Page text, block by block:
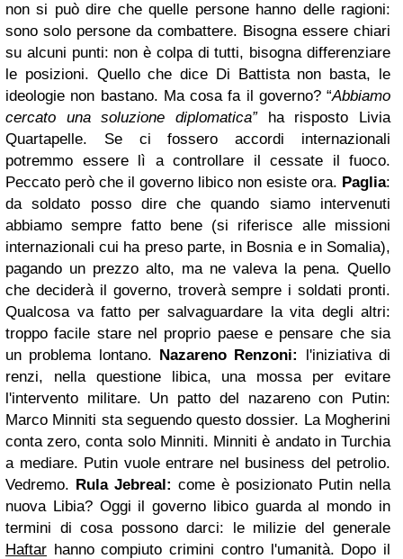
non si può dire che quelle persone hanno delle ragioni:
sono solo persone da combattere. Bisogna essere chiari
su alcuni punti: non è colpa di tutti, bisogna differenziare
le posizioni. Quello che dice Di Battista non basta, le
ideologie non bastano. Ma cosa fa il governo? “Abbiamo
cercato una soluzione diplomatica”ha risposto Livia
Quartapelle. Se ci fossero accordi internazionali
potremmo essere lì a controllare il cessate il fuoco.
Peccato però che il governo libico non esiste ora. Paglia:
da soldato posso dire che quando siamo intervenuti
abbiamo sempre fatto bene (si riferisce alle missioni
internazionali cui ha preso parte, in Bosnia e in Somalia),
pagando un prezzo alto, ma ne valeva la pena. Quello
che deciderà il governo, troverà sempre i soldati pronti.
Qualcosa va fatto per salvaguardare la vita degli altri:
troppo facile stare nel proprio paese e pensare che sia
un problema lontano. Nazareno Renzoni:
l'iniziativa di
renzi, nella questione libica, una mossa per evitare
l'intervento militare. Un patto del nazareno con Putin:
Marco Minniti sta seguendo questo dossier. La Mogherini
conta zero, conta solo Minniti. Minniti è andato in Turchia
a mediare. Putin vuole entrare nel business del petrolio.
Vedremo. Rula Jebreal: come è posizionato Putin nella
nuova Libia? Oggi il governo libico guarda al mondo in
termini di cosa possono darci: le milizie del generale
Haftar hanno compiuto crimini contro l'umanità. Dopo il